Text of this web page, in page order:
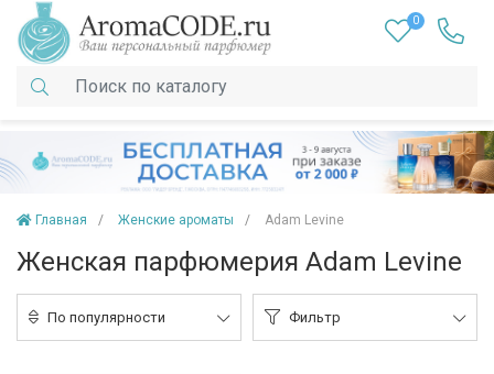
0
Главная Женские ароматы Adam Levine
Женская парфюмерия Adam Levine
По популярности Фильтр